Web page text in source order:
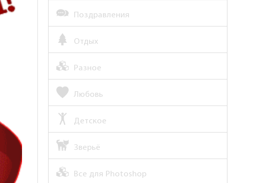
Поздравления
Отдых
Разное
Любовь
Детское
Зверьё
Все для Photoshop